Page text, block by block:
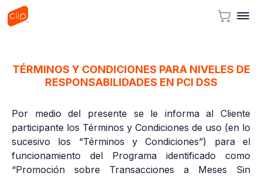
TÉRMINOS Y CONDICIONES PARA NIVELES DE
RESPONSABILIDADES EN PCI DSS
Por medio del presente se le informa al Cliente
participante los Términos y Condiciones de uso (en lo
sucesivo los “Términos y Condiciones”) para el
funcionamiento del Programa identificado como
“Promoción sobre Transacciones a Meses Sin